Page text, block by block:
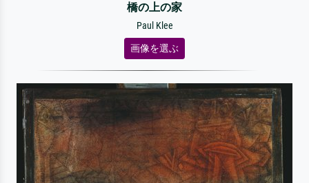
橋の上の家
Paul Klee
画像を選ぶ